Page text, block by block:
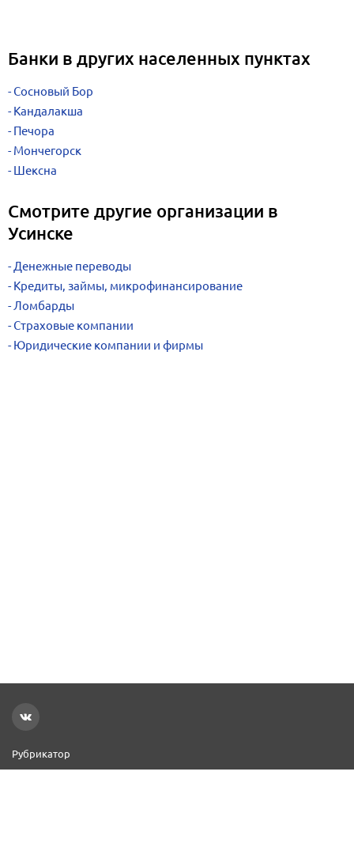
Банки в других населенных пунктах
Сосновый Бор
Кандалакша
Печора
Мончегорск
Шексна
Смотрите другие организации в
Усинске
Денежные переводы
Кредиты, займы, микрофинансирование
Ломбарды
Страховые компании
Юридические компании и фирмы
Рубрикатор